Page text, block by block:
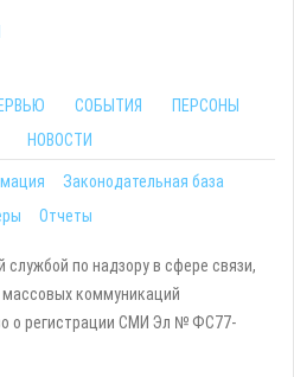
СОБЫТИЯ
ПЕРСОНЫ
НОВОСТИ
Законодательная база
Отчеты
по надзору в сфере связи,
коммуникаций
о регистрации СМИ Эл № ФС77-